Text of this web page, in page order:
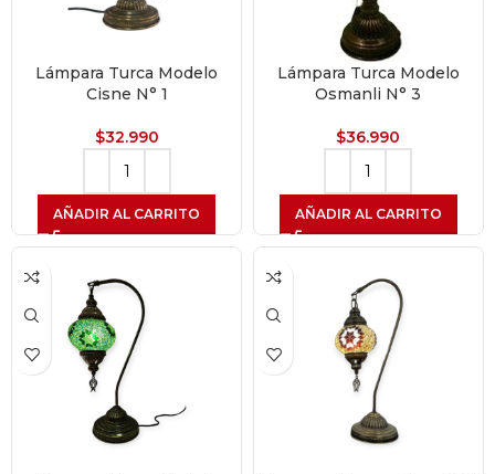
Lámpara Turca Modelo
Cisne N° 1
$32.990
AÑADIR AL CARRITO
Lámpara Turca Modelo
Osmanli N° 3
$36.990
AÑADIR AL CARRITO